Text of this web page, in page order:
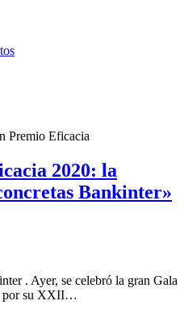
Premio Eficacia
2020: la
Bankinter»
. Ayer, se celebró la gran Gala
por su XXII…